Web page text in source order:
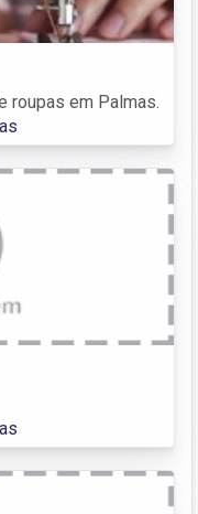
roupas em Palmas.